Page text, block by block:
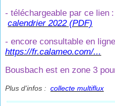
- téléchargeable par ce lien :
calendrier 2022 (PDF)
- encore consultable en
https://fr.calameo.com/...
Bousbach est en zone 3
Plus d'infos :collecte multiflux